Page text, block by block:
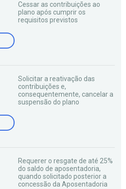
Cessar as contribuições ao
plano após cumprir os
requisitos previstos
Solicitar a reativação das
contribuições e,
consequentemente, cancelar a
suspensão do plano
Requerer o resgate de até 25%
do saldo de aposentadoria,
quando solicitado posterior a
concessão da Aposentadoria